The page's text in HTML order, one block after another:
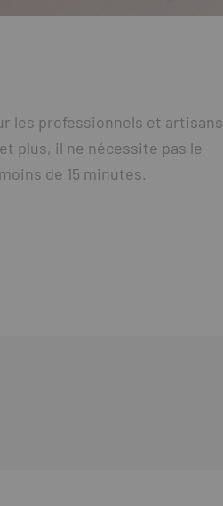
les professionnels et artisans
plus, il ne nécessite pas le
de 15 minutes.